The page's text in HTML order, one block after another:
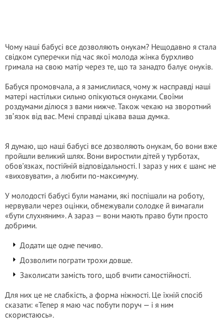
Чому наші бабусі все дозволяють онукам? Нещодавно я стала
свідком суперечки під час якої молода жінка бурхливо
гримала на свою матір через те, що та занадто балує онуків.
Бабуся промовчала, а я замислилася, чому ж насправді наші
матері настільки сильно опікуються онуками. Своїми
роздумами ділюся з вами нижче. Також чекаю на зворотний
звʼязoк від вас. Мені справді цікава ваша думка.
Я думаю, що наші бабусі все дозволяють онукам, бо вони вже
пройшли великий шлях. Вони виростили дітей у турботах,
обов’язках, постійній відповідальності. І зараз у них є шанс не
«виховувати», а любити по-максимуму.
У молодості бабусі були мамами, які поспішали на роботу,
нервували через оцінки, обмежували солодке й вимагали
«бути слухняним». А зараз — вони мають право бути просто
добрими.
Додати ще одне печиво.
Дозволити пограти трохи довше.
Заколисати замість того, щоб вчити самостійності.
Для них це не слабкість, а форма ніжності. Це їхній спосіб
сказати: «Тепер я маю час побути поруч — і я ним
скористаюсь».